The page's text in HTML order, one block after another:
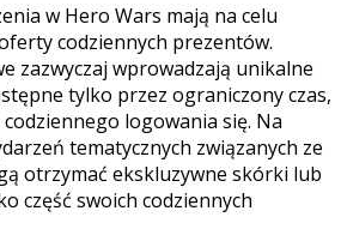
w Hero Wars mają na celu
codziennych prezentów.
zazwyczaj wprowadzają unikalne
tylko przez ograniczony czas,
codziennego logowania się. Na
tematycznych związanych ze
otrzymać ekskluzywne skórki lub
część swoich codziennych